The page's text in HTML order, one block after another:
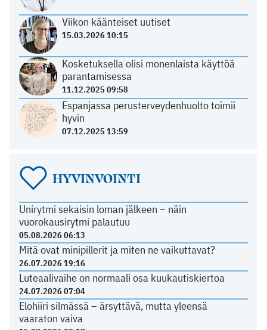
Viikon käänteiset uutiset
15.03.2026 10:15
Kosketuksella olisi monenlaista käyttöä
parantamisessa
11.12.2025 09:58
Espanjassa perusterveydenhuolto toimii
hyvin
07.12.2025 13:59
HYVINVOINTI
Unirytmi sekaisin loman jälkeen – näin
vuorokausirytmi palautuu
05.08.2026 06:13
Mitä ovat minipillerit ja miten ne vaikuttavat?
26.07.2026 19:16
Luteaalivaihe on normaali osa kuukautiskiertoa
24.07.2026 07:04
Elohiiri silmässä – ärsyttävä, mutta yleensä
vaaraton vaiva